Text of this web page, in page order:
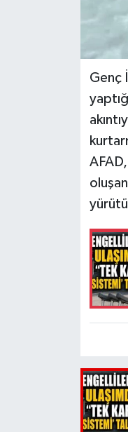
Genç
YAYLADERE